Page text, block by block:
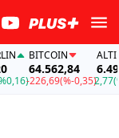
BITCOIN
64.562,84
-226,69(%-0,35)
ALTIN
2,77